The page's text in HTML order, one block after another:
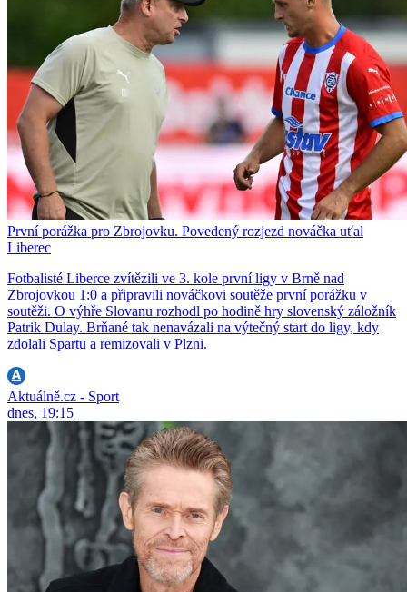
První porážka pro Zbrojovku. Povedený rozjezd nováčka uťal
Liberec
Fotbalisté Liberce zvítězili ve 3. kole první ligy v Brně nad
Zbrojovkou 1:0 a připravili nováčkovi soutěže první porážku v
soutěži. O výhře Slovanu rozhodl po hodině hry slovenský záložník
Patrik Dulay. Brňané tak nenavázali na výtečný start do ligy, kdy
zdolali Spartu a remizovali v Plzni.
Aktuálně.cz - Sport
dnes, 19:15